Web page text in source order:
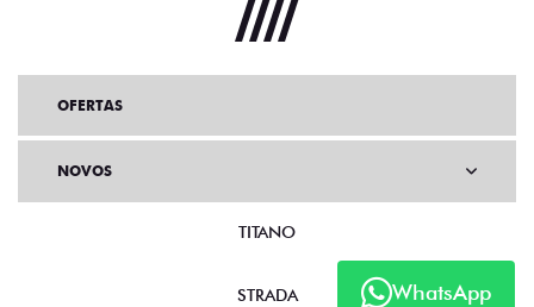
WhatsApp
OFERTAS
NOVOS
TITANO
STRADA